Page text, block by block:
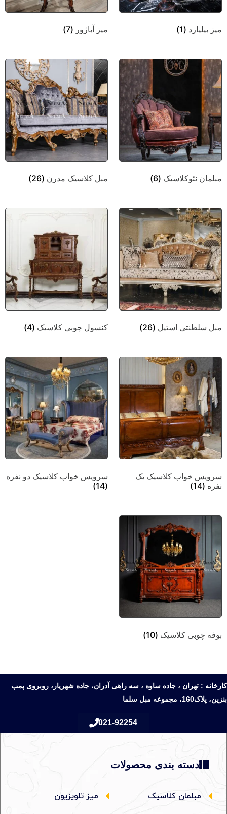
میز بیلیارد (1) میز آباژور (7)
مبلمان نئوکلاسیک (6) مبل کلاسیک مدرن (26)
مبل سلطنتی استیل (26) کنسول چوبی کلاسیک (4)
سرویس خواب کلاسیک یک
نفره (14)
سرویس خواب کلاسیک دو نفره
(14)
بوفه چوبی کلاسیک (10)
کارخانه : تهران ، جاده ساوه ، سه راهی آدران، جاده شهریار، روبروی پمپ
بنزین، پلاک160، مجموعه مبل سلما
021-92254
دسته بندی محصولات
مبلمان کلاسیک میز تلویزیون